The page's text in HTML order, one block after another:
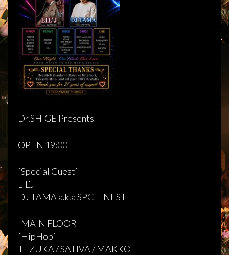
Dr.SHIGE Presents
OPEN 19:00
[Special Guest]
LIL’J
DJ TAMA a.k.a SPC FINEST
-MAIN FLOOR-
[HipHop]
TEZUKA / SATIVA / MAKKO